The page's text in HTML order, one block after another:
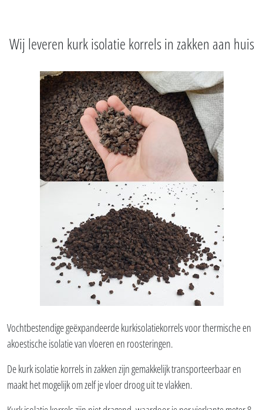
Droogvloer met niet-dragende vulmiddelen plaatsen
Bekijk hoe je een droogvloer met niet-dragende vulmiddelen en
extra ondersteuning opbouwt.
Bekijk de video
Wij leveren kurk isolatie korrels in zakken aan huis